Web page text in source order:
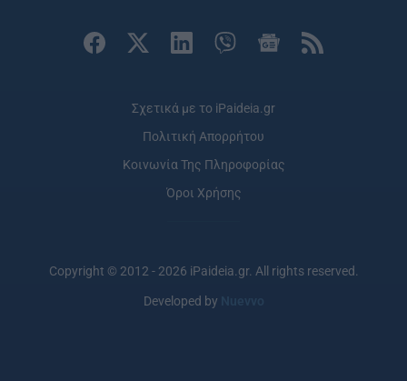
Σχετικά με το iPaideia.gr
Πολιτική Απορρήτου
Κοινωνία Της Πληροφορίας
Όροι Χρήσης
Copyright © 2012 - 2026 iPaideia.gr. All rights reserved.
Developed by